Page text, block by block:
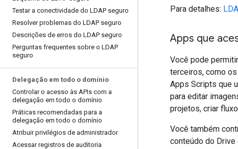
Testar a conectividade do LDAP seguro
Resolver problemas do LDAP seguro
Descrições de erros do LDAP seguro
Perguntas frequentes sobre o LDAP
seguro
Delegação em todo o domínio
Controlar o acesso às APIs com a
delegação em todo o domínio
Práticas recomendadas para a
delegação em todo o domínio
Atribuir privilégios de administrador
Acessar registros de auditoria
Para detalhes:
Apps que
Você pode
terceiros, como
Apps Scripts que
para editar
projetos, criar
Você também
conteúdo do Drive